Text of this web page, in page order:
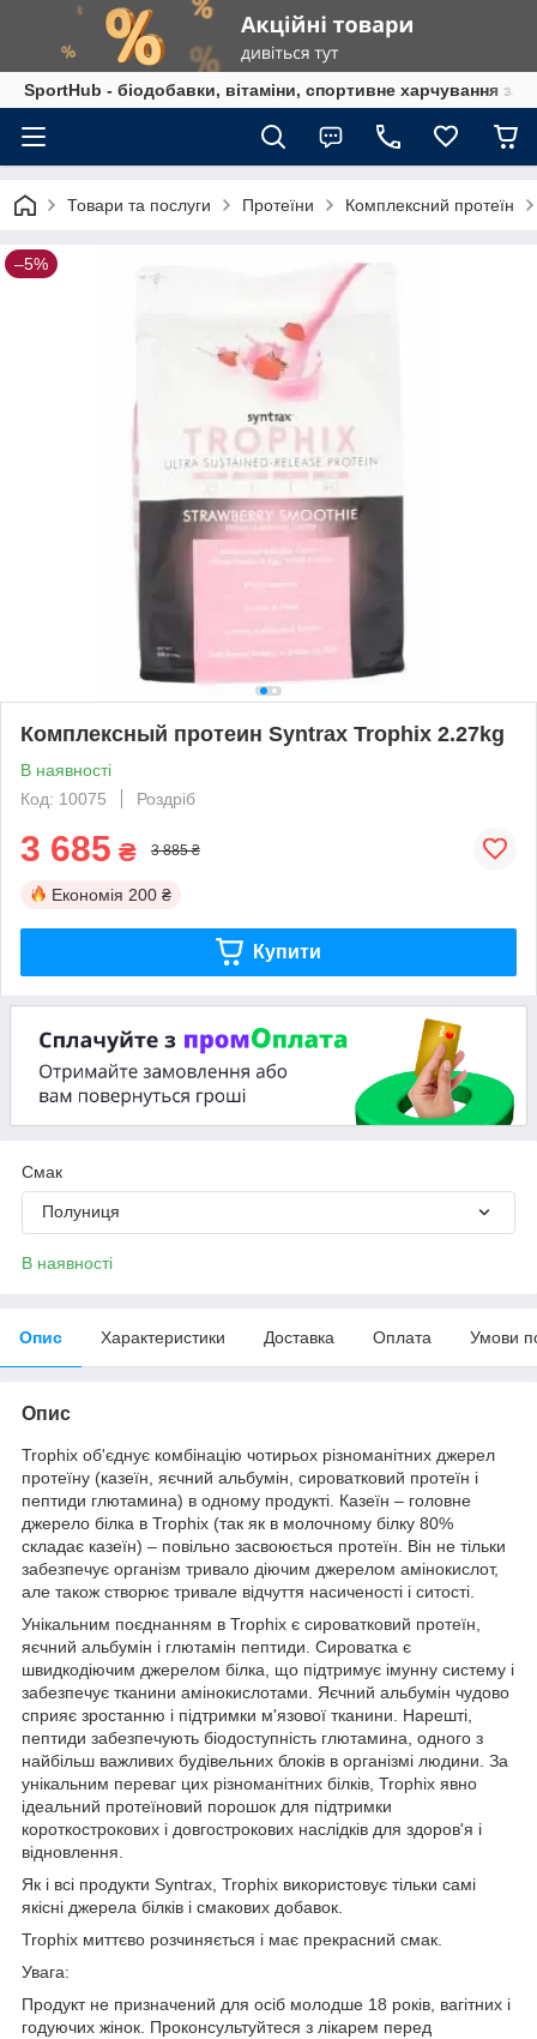
SportHub - біодобавки, вітаміни, спортивне харчування за
Товари та послуги Протеїни Комплексний протеїн
–5%
Комплексный протеин Syntrax Trophix 2.27kg
В наявності
Код: 10075
Роздріб
3 685 ₴ 3 885 ₴
Економія 200 ₴
Купити
Смак
Полуниця
В наявності
Опис Характеристики Доставка Оплата Умови
Опис
Trophix об'єднує комбінацію чотирьох різноманітних джерел
протеїну (казеїн, яєчний альбумін, сироватковий протеїн і
пептиди глютамина) в одному продукті. Казеїн – головне
джерело білка в Trophix (так як в молочному білку 80%
складає казеїн) – повільно засвоюється протеїн. Він не тільки
забезпечує організм тривало діючим джерелом амінокислот,
але також створює тривале відчуття насиченості і ситості.
Унікальним поєднанням в Trophix є сироватковий протеїн,
яєчний альбумін і глютамін пептиди. Сироватка є
швидкодіючим джерелом білка, що підтримує імунну систему і
забезпечує тканини амінокислотами. Яєчний альбумін чудово
сприяє зростанню і підтримки м'язової тканини. Нарешті,
пептиди забезпечують біодоступність глютамина, одного з
найбільш важливих будівельних блоків в організмі людини. За
унікальним переваг цих різноманітних білків, Trophix явно
ідеальний протеїновий порошок для підтримки
короткострокових і довгострокових наслідків для здоров'я і
відновлення.
Як і всі продукти Syntrax, Trophix використовує тільки самі
якісні джерела білків і смакових добавок.
Trophix миттєво розчиняється і має прекрасний смак.
Увага:
Продукт не призначений для осіб молодше 18 років, вагітних і
годуючих жінок. Проконсультуйтеся з лікарем перед